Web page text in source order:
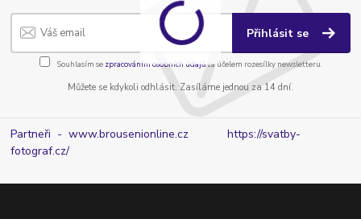
Přihlásit se
Souhlasím se zpracováním osobních údajůza účelem rozesílky newsletteru.
Můžete se kdykoli odhlásit. Zasíláme jednou za 14 dní.
Partneři - www.brousenionline.czhttps://svatby-
fotograf.cz/